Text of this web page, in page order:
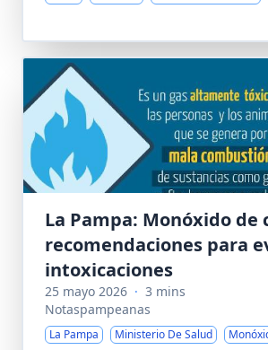
La Pampa: Monóxido de
recomendaciones para
intoxicaciones
25 mayo 2026 · 3 mins
Notaspampeanas
La Pampa Ministerio De Salud